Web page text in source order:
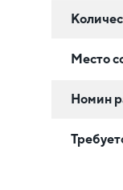
Место
Номин